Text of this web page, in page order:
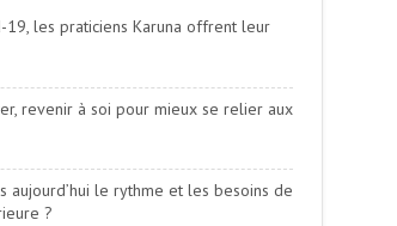
19, les praticiens Karuna offrent leur
revenir à soi pour mieux se relier aux
aujourd’hui le rythme et les besoins de
?